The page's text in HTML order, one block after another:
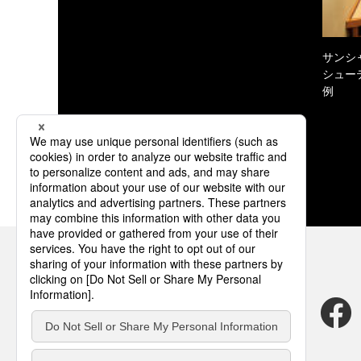
サン
シュー
例